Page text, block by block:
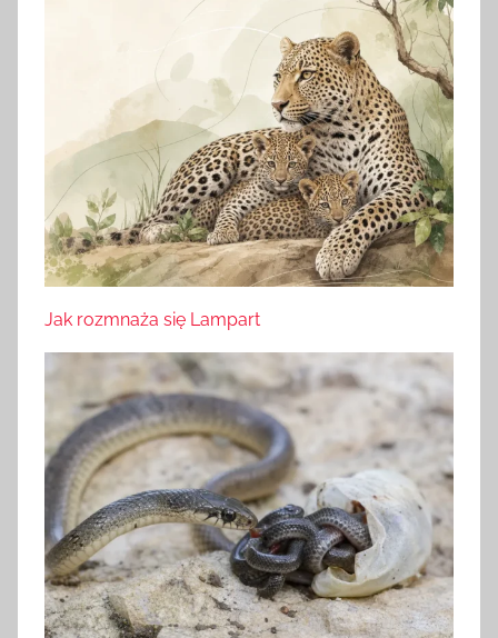
Jak rozmnaża się Lampart